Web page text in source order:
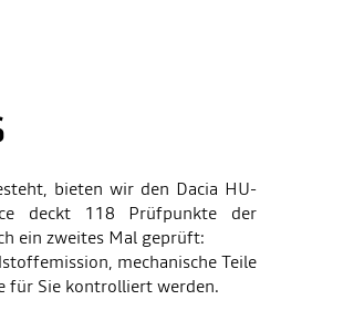
bieten wir den Dacia HU-
deckt 118 Prüfpunkte der
ein zweites Mal geprüft:
mechanische Teile
für Sie kontrolliert werden.